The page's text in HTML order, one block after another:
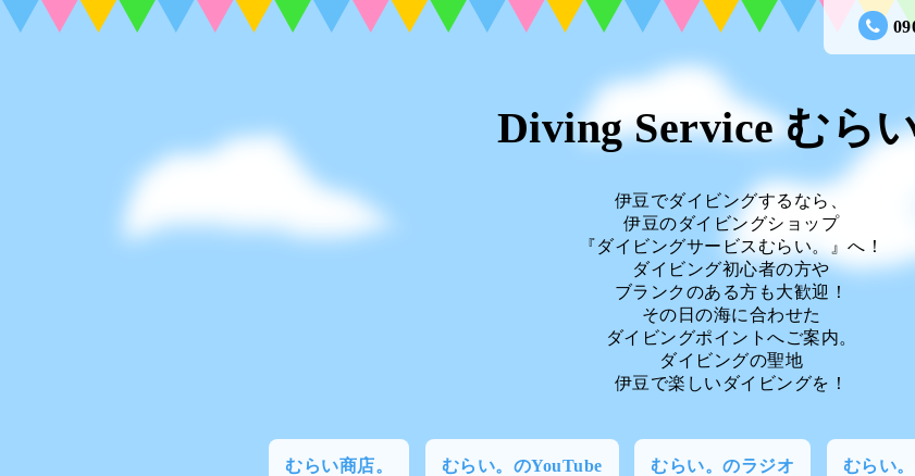
Diving Service むらい
伊豆でダイビングするなら、
伊豆のダイビングショップ
『ダイビングサービスむらい。』へ！
ダイビング初心者の方や
ブランクのある方も大歓迎！
その日の海に合わせた
ダイビングポイントへご案内。
ダイビングの聖地
伊豆で楽しいダイビングを！
むらい商店。 むらい。のYouTube むらい。のラジオ むらい